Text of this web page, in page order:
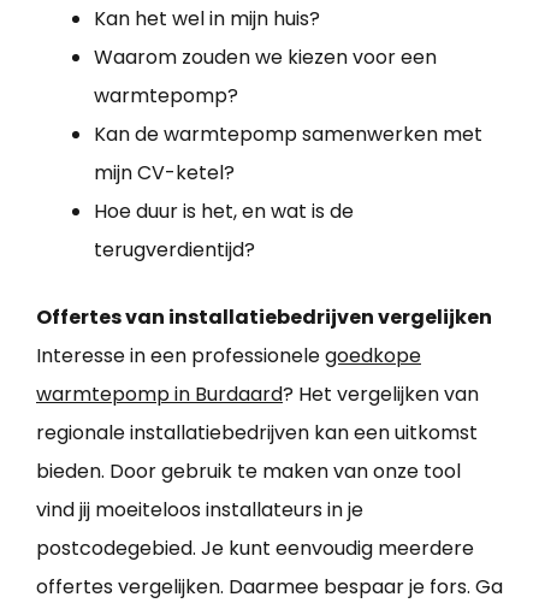
Kan het wel in mijn huis?
Waarom zouden we kiezen voor een
warmtepomp?
Kan de warmtepomp samenwerken met
mijn CV-ketel?
Hoe duur is het, en wat is de
terugverdientijd?
Offertes van installatiebedrijven vergelijken
Interesse in een professionelegoedkope
warmtepomp in Burdaard? Het vergelijken van
regionale installatiebedrijven kan een uitkomst
bieden. Door gebruik te maken van onze tool
vind jij moeiteloos installateurs in je
postcodegebied. Je kunt eenvoudig meerdere
offertes vergelijken. Daarmee bespaar je fors. Ga